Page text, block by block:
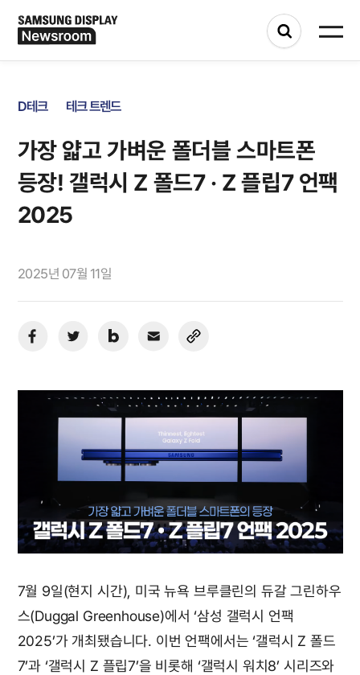
D테크 테크 트렌드
가장 얇고 가벼운 폴더블 스마트폰
등장! 갤럭시 Z 폴드7 · Z 플립7 언팩
2025
2025년 07월 11일
7월 9일(현지 시간), 미국 뉴욕 브루클린의 듀갈 그린하우
스(Duggal Greenhouse)에서 ‘삼성 갤럭시 언팩
2025’가 개최됐습니다. 이번 언팩에서는 ‘갤럭시 Z 폴드
7’과 ‘갤럭시 Z 플립7’을 비롯해 ‘갤럭시 워치8’ 시리즈와